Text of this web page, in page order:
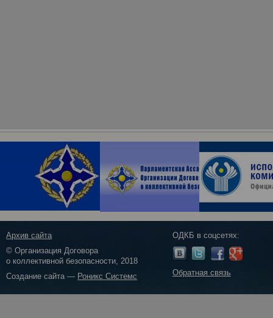
Архив сайта
© Организация Договора
о коллективной безопасности, 2018
Создание сайта — Роникс Системс
ОДКБ в соцсетях:
Обратная связь